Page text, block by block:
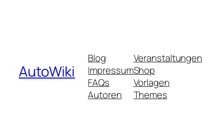
AutoWiki
Blog
Impressum
FAQs
Autoren
Veranstaltungen
Shop
Vorlagen
Themes